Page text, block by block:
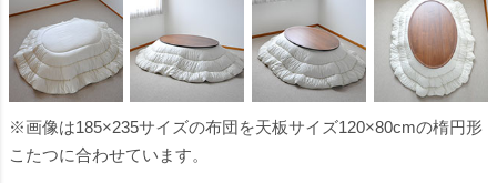
※画像は185×235サイズの布団を天板サイズ120×80cmの楕円形
こたつに合わせています。